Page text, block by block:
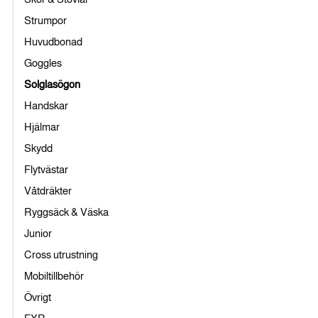
Strumpor
Huvudbonad
Goggles
Solglasögon
Handskar
Hjälmar
Skydd
Flytvästar
Våtdräkter
Ryggsäck & Väska
Junior
Cross utrustning
Mobiltillbehör
Övrigt